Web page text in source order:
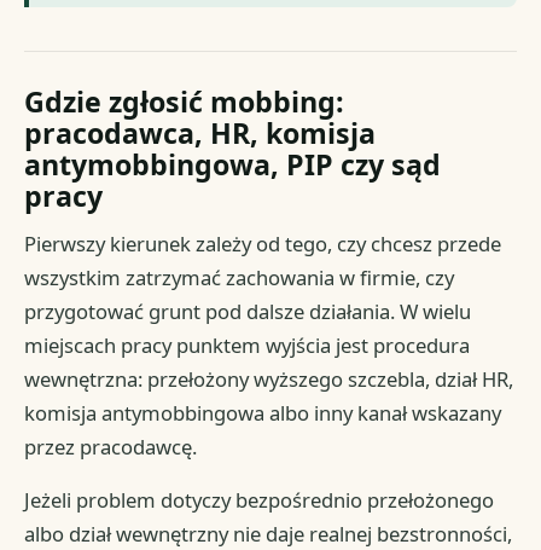
Gdzie zgłosić mobbing:
pracodawca, HR, komisja
antymobbingowa, PIP czy sąd
pracy
Pierwszy kierunek zależy od tego, czy chcesz przede
wszystkim zatrzymać zachowania w firmie, czy
przygotować grunt pod dalsze działania. W wielu
miejscach pracy punktem wyjścia jest procedura
wewnętrzna: przełożony wyższego szczebla, dział HR,
komisja antymobbingowa albo inny kanał wskazany
przez pracodawcę.
Jeżeli problem dotyczy bezpośrednio przełożonego
albo dział wewnętrzny nie daje realnej bezstronności,